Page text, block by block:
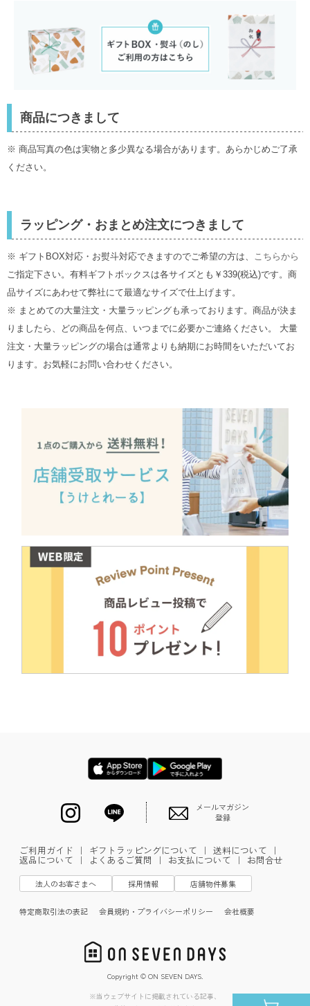
商品につきまして
※ 商品写真の色は実物と多少異なる場合があります。あらかじめご了承
ください。
ラッピング・おまとめ注文につきまして
※ ギフトBOX対応・お熨斗対応できますのでご希望の方は、
こちらから
ご指定下さい。有料ギフトボックスは各サイズとも￥339(税込)です。商
品サイズにあわせて弊社にて最適なサイズで仕上げます。
※ まとめての大量注文・大量ラッピングも承っております。商品が決ま
りましたら、どの商品を何点、いつまでに必要かご連絡ください。 大量
注文・大量ラッピングの場合は通常よりも納期にお時間をいただいてお
ります。お気軽にお問い合わせください。
メールマガジン
登録
ご利用ガイド ｜ ギフトラッピングについて ｜ 送料について ｜
返品について ｜ よくあるご質問 ｜ お支払について ｜ お問合せ
法人のお客さまへ 採用情報 店舗物件募集
特定商取引法の表記 会員規約・プライバシーポリシー 会社概要
Copyright © ON SEVEN DAYS.
※当ウェブサイトに掲載されている記事、